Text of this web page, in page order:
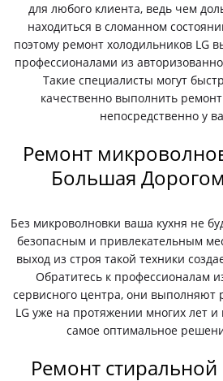
для любого клиента, ведь чем
находиться в сломанном
поэтому ремонт холодильников LG
профессионалами из
Такие специалисты могут
качественно выполнить
непосредственно у
Ремонт
Большая
Без микроволновки ваша кухня не
безопасным и привлекательным
выход из строя такой техники
Обратитесь к профессионалам
сервисного центра, они выполняют
LG уже на протяжении многих лет
самое оптимальное
Ремонт